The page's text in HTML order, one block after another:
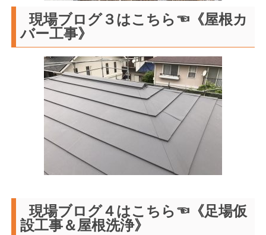
現場ブログ３はこちら☜《屋根カ
バー工事》
現場ブログ４はこちら☜《足場仮
設工事＆屋根洗浄》